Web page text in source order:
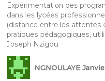
Expérimentation des
dans les lycées
(distance entre les attentes
pratiques pédagogiques,
Joseph Nzigou
NGNOULAYE